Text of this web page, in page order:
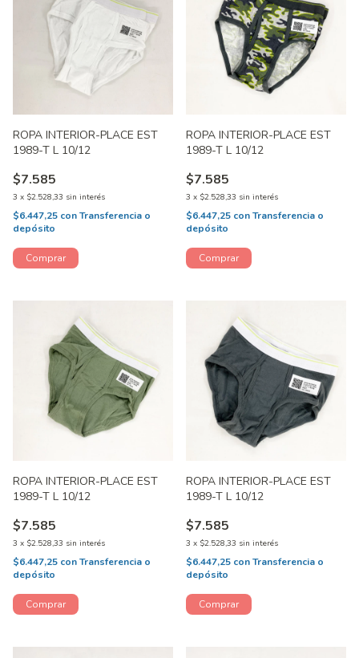
ROPA INTERIOR-PLACE EST
1989-T L 10/12
$7.585
3 x $2.528,33 sin interés
$6.447,25 conTransferencia o
depósito
ROPA INTERIOR-PLACE EST
1989-T L 10/12
$7.585
3 x $2.528,33 sin interés
$6.447,25 conTransferencia o
depósito
ROPA INTERIOR-PLACE EST
1989-T L 10/12
$7.585
3 x $2.528,33 sin interés
$6.447,25 conTransferencia o
depósito
ROPA INTERIOR-PLACE EST
1989-T L 10/12
$7.585
3 x $2.528,33 sin interés
$6.447,25 conTransferencia o
depósito